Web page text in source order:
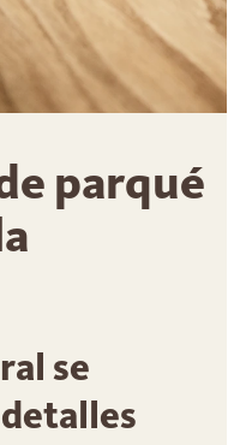
parqué
se